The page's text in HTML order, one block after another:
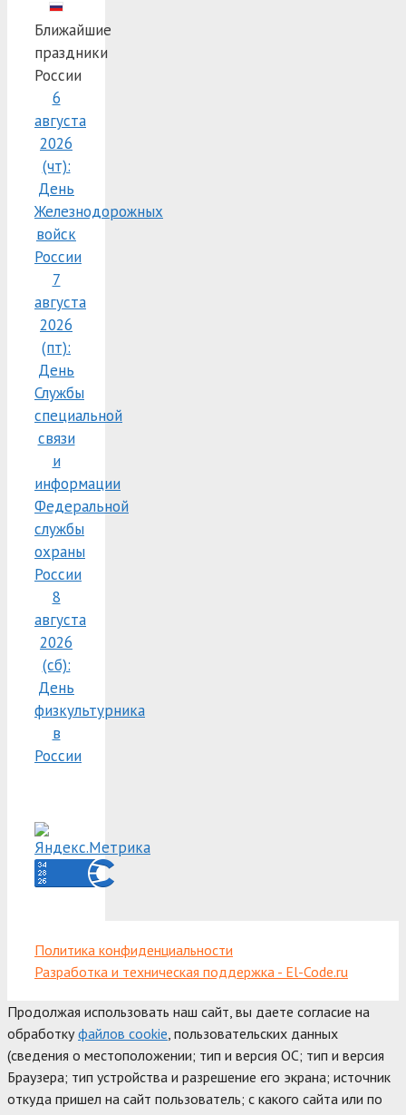
Ближайшие
праздники
России
6
августа
2026
(чт):
День
Железнодорожных
войск
России
7
августа
2026
(пт):
День
Службы
специальной
связи
и
информации
Федеральной
службы
охраны
России
8
августа
2026
(сб):
День
физкультурника
в
России
Политика конфиденциальности
Разработка и техническая поддержка - El-Code.ru
Продолжая использовать наш сайт, вы даете согласие на
обработкуфайлов cookie , пользовательских данных
(сведения о местоположении; тип и версия ОС; тип и версия
Браузера; тип устройства и разрешение его экрана; источник
откуда пришел на сайт пользователь; с какого сайта или по